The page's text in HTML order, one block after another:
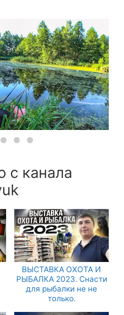
с канала
ВЫСТАВКА ОХОТА И
РЫБАЛКА 2023. Снасти
для рыбалки не не
только.